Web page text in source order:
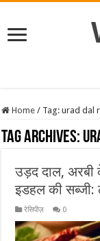
Home / Tag:urad dal
Tag Archives:
उड़द दाल, अरबी
इडहल की सब्जी:
रेसिपीज़ 0